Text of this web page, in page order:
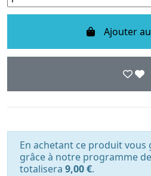
Ajouter
En achetant ce produit vous
grâce à notre programme
totalisera 9,00 €.